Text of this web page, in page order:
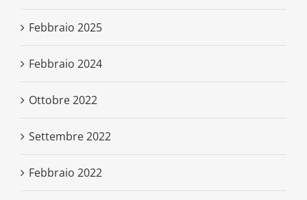
Febbraio 2025
Febbraio 2024
Ottobre 2022
Settembre 2022
Febbraio 2022